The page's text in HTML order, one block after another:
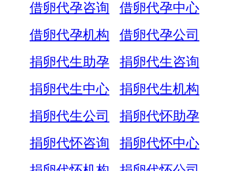
借卵代孕咨询
借卵代孕中心
借卵代孕机构
借卵代孕公司
捐卵代生助孕
捐卵代生咨询
捐卵代生中心
捐卵代生机构
捐卵代生公司
捐卵代怀助孕
捐卵代怀咨询
捐卵代怀中心